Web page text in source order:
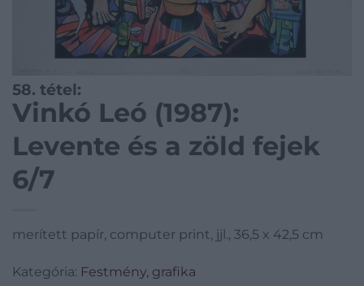
58. tétel:
Vinkó Leó (1987):
Levente és a zöld fejek
6/7
merített papír, computer print, jjl., 36,5 x 42,5 cm
Kategória: Festmény, grafika